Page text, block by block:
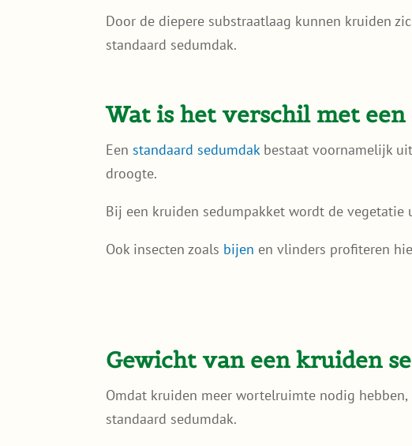
Door de diepere substraatlaag kunnen kruiden
standaard sedumdak.
Wat is het verschil met een
Eenstandaard sedumdak bestaat voornamelijk
droogte.
Bij een kruiden sedumpakket wordt de
Ook insecten zoals bijen en vlinders profiteren
Gewicht van een kruiden
Omdat kruiden meer wortelruimte nodig
standaard sedumdak.